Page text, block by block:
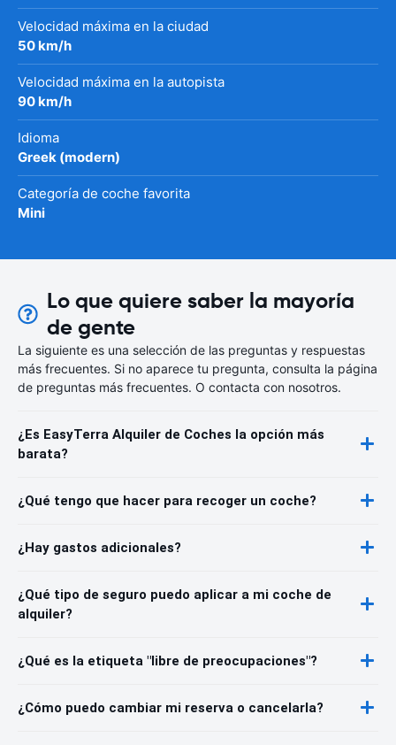
Velocidad máxima en la ciudad
50 km/h
Velocidad máxima en la autopista
90 km/h
Idioma
Greek (modern)
Categoría de coche favorita
Mini
Lo que quiere saber la mayoría
de gente
La siguiente es una selección de las preguntas y respuestas
más frecuentes. Si no aparece tu pregunta, consulta la página
de preguntas más frecuentes. O contacta con nosotros.
¿Es EasyTerra Alquiler de Coches la opción más
barata?
¿Qué tengo que hacer para recoger un coche?
¿Hay gastos adicionales?
¿Qué tipo de seguro puedo aplicar a mi coche de
alquiler?
¿Qué es la etiqueta "libre de preocupaciones"?
¿Cómo puedo cambiar mi reserva o cancelarla?